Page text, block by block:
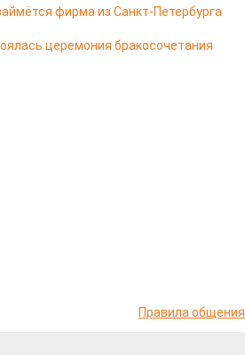
фирма из Санкт-Петербурга
церемония бракосочетания
Правила общения